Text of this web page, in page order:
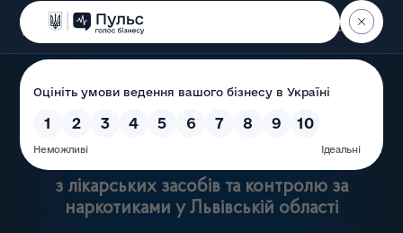
Пошук
з лікарських засобів та контролю за
наркотиками у Львівській області